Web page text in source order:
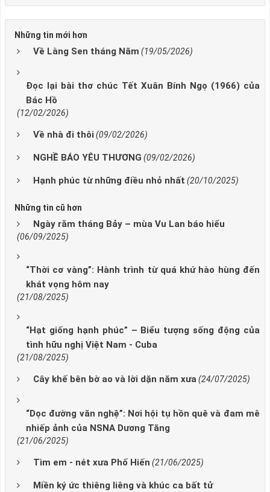
Những tin mới hơn
Về Làng Sen tháng Năm (19/05/2026)
Đọc lại bài thơ chúc Tết Xuân Bính Ngọ (1966) của
Bác Hồ
(12/02/2026)
Về nhà đi thôi (09/02/2026)
NGHỀ BÁO YÊU THƯƠNG (09/02/2026)
Hạnh phúc từ những điều nhỏ nhất (20/10/2025)
Những tin cũ hơn
Ngày rằm tháng Bảy – mùa Vu Lan báo hiếu
(06/09/2025)
“Thời cơ vàng”: Hành trình từ quá khứ hào hùng đến
khát vọng hôm nay
(21/08/2025)
“Hạt giống hạnh phúc” – Biểu tượng sống động của
tình hữu nghị Việt Nam - Cuba
(21/08/2025)
Cây khế bên bờ ao và lời dặn năm xưa(24/07/2025)
“Dọc đường văn nghệ”: Nơi hội tụ hồn quê và đam mê
nhiếp ảnh của NSNA Dương Tăng
(21/06/2025)
Tìm em - nét xưa Phố Hiến (21/06/2025)
Miền ký ức thiêng liêng và khúc ca bất tử